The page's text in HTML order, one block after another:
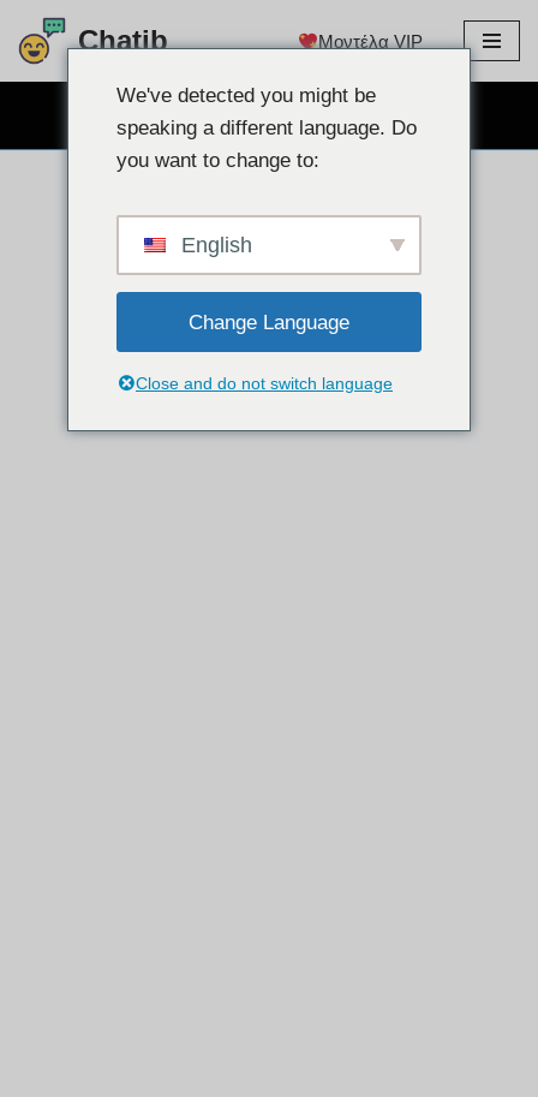
Μετάβαση
περιεχόμενο
Chatib Μοντέλα VIP
We've detected you might be
speaking a different language. Do
you want to change to:
English
Change Language
Close and do not switch language